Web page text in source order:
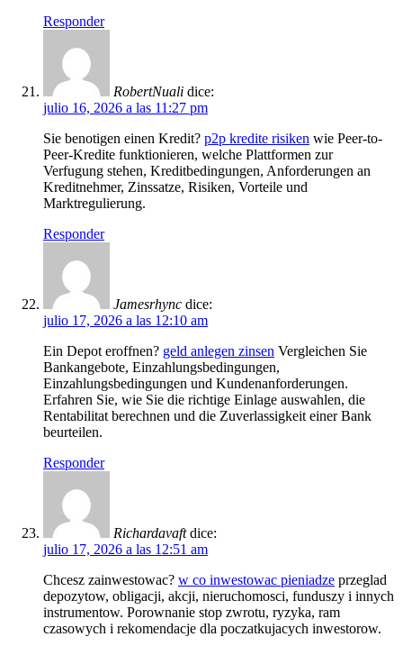
Responder
RobertNuali dice:
julio 16, 2026 a las 11:27 pm
Sie benotigen einen Kredit? p2p kredite risiken wie Peer-to-
Peer-Kredite funktionieren, welche Plattformen zur
Verfugung stehen, Kreditbedingungen, Anforderungen an
Kreditnehmer, Zinssatze, Risiken, Vorteile und
Marktregulierung.
Responder
Jamesrhync dice:
julio 17, 2026 a las 12:10 am
Ein Depot eroffnen? geld anlegen zinsen Vergleichen Sie
Bankangebote, Einzahlungsbedingungen,
Einzahlungsbedingungen und Kundenanforderungen.
Erfahren Sie, wie Sie die richtige Einlage auswahlen, die
Rentabilitat berechnen und die Zuverlassigkeit einer Bank
beurteilen.
Responder
Richardavaft dice:
julio 17, 2026 a las 12:51 am
Chcesz zainwestowac? w co inwestowac pieniadze przeglad
depozytow, obligacji, akcji, nieruchomosci, funduszy i innych
instrumentow. Porownanie stop zwrotu, ryzyka, ram
czasowych i rekomendacje dla poczatkujacych inwestorow.